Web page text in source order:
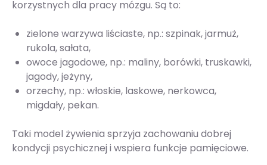
korzystnych dla pracy mózgu. Są to:
zielone warzywa liściaste, np.: szpinak, jarmuż,
rukola, sałata,
owoce jagodowe, np.: maliny, borówki, truskawki,
jagody, jeżyny,
orzechy, np.: włoskie, laskowe, nerkowca,
migdały, pekan.
Taki model żywienia sprzyja zachowaniu dobrej
kondycji psychicznej i wspiera funkcje pamięciowe.